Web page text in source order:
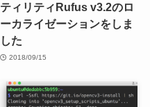
ティリティRufus v3.2のロ
ーカライゼーションをしま
した
2018/09/15